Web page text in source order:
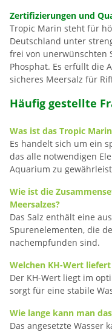
Zertifizierungen und
Tropic Marin steht für
Deutschland unter
frei von unerwünschten
Phosphat. Es erfüllt die
sicheres Meersalz für
Häufig gestellte
Was ist das Tropic
Es handelt sich um ein
das alle notwendigen
Aquarium zu
Wie ist die
Meersalzes?
Das Salz enthält eine
Spurenelementen, die
nachempfunden sind.
Welchen KH-Wert
Der KH-Wert liegt im
sorgt für eine stabile
Wie lange kann man
Das angesetzte Wasser